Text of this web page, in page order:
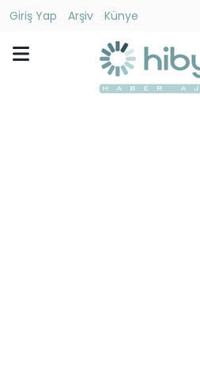
Giriş Yap Arşiv
Künye